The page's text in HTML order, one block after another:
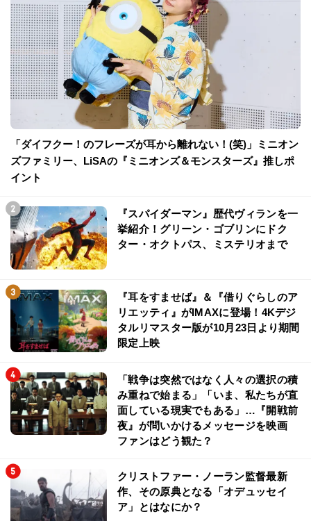
「ダイフクー！のフレーズが耳から離れない！(笑)」ミニオン
ズファミリー、LiSAの『ミニオンズ＆モンスターズ』推しポ
イント
『スパイダーマン』歴代ヴィランを一
挙紹介！グリーン・ゴブリンにドク
ター・オクトパス、ミステリオまで
『耳をすませば』＆『借りぐらしのア
リエッティ』がIMAXに登場！4Kデジ
タルリマスター版が10月23日より期間
限定上映
「戦争は突然ではなく人々の選択の積
み重ねで始まる」「いま、私たちが直
面している現実でもある」…『開戦前
夜』が問いかけるメッセージを映画
ファンはどう観た？
クリストファー・ノーラン監督最新
作、その原典となる「オデュッセイ
ア」とはなにか？